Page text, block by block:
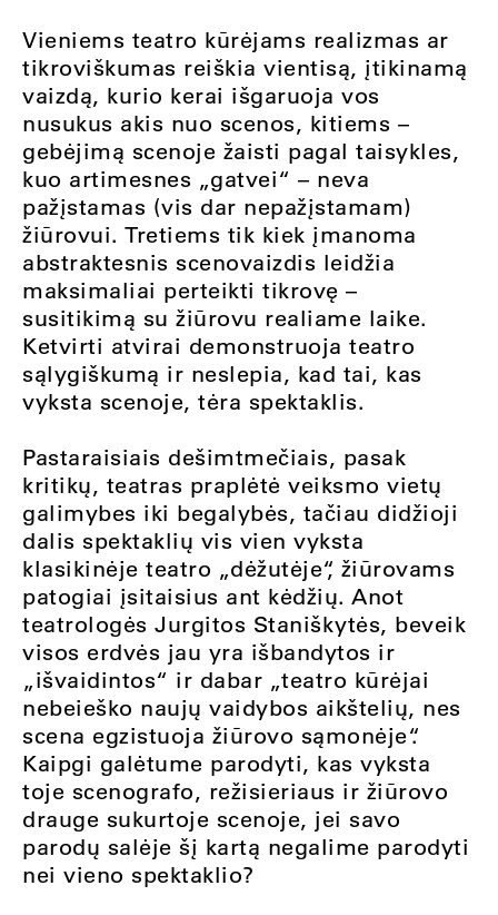
Vieniems teatro kūrėjams realizmas ar
tikroviškumas reiškia vientisą, įtikinamą
vaizdą, kurio kerai išgaruoja vos
nusukus akis nuo scenos, kitiems –
gebėjimą scenoje žaisti pagal taisykles,
kuo artimesnes „gatvei“ – neva
pažįstamas (vis dar nepažįstamam)
žiūrovui. Tretiems tik kiek įmanoma
abstraktesnis scenovaizdis leidžia
maksimaliai perteikti tikrovę –
susitikimą su žiūrovu realiame laike.
Ketvirti atvirai demonstruoja teatro
sąlygiškumą ir neslepia, kad tai, kas
vyksta scenoje, tėra spektaklis.
Pastaraisiais dešimtmečiais, pasak
kritikų, teatras praplėtė veiksmo vietų
galimybes iki begalybės, tačiau didžioji
dalis spektaklių vis vien vyksta
klasikinėje teatro „dėžutėje“, žiūrovams
patogiai įsitaisius ant kėdžių. Anot
teatrologės Jurgitos Staniškytės, beveik
visos erdvės jau yra išbandytos ir
„išvaidintos“ ir dabar „teatro kūrėjai
nebeieško naujų vaidybos aikštelių, nes
scena egzistuoja žiūrovo sąmonėje“.
Kaipgi galėtume parodyti, kas vyksta
toje scenografo, režisieriaus ir žiūrovo
drauge sukurtoje scenoje, jei savo
parodų salėje šį kartą negalime parodyti
nei vieno spektaklio?